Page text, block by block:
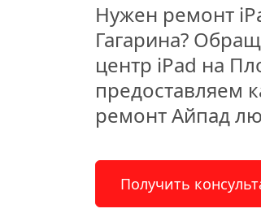
Нужен ремонт
Гагарина?
центр iPad на
предоставляем
ремонт Айпад
Получить